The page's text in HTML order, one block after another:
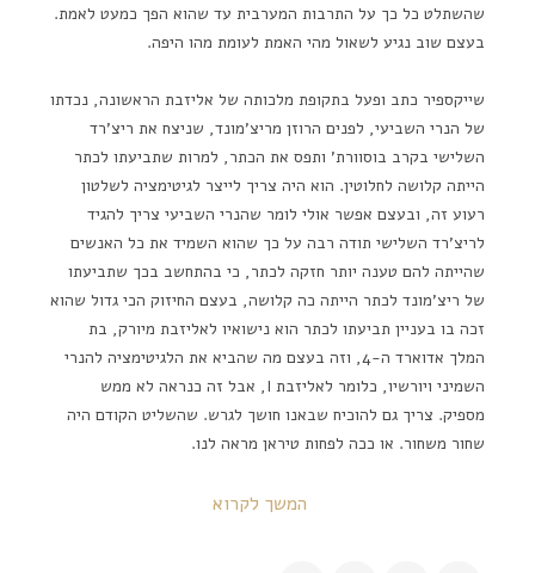
שהשתלט כל כך על התרבות המערבית עד שהוא הפך כמעט לאמת.
בעצם שוב נגיע לשאול מהי האמת לעומת מהו היפה.
שייקספיר כתב ופעל בתקופת מלכותה של אליזבת הראשונה, נכדתו
של הנרי השביעי, לפנים הרוזן מריצ'מונד, שניצח את ריצ'רד
השלישי בקרב בוסוורת' ותפס את הכתר, למרות שתביעתו לכתר
הייתה קלושה לחלוטין. הוא היה צריך לייצר לגיטימציה לשלטון
רעוע זה, ובעצם אפשר אולי לומר שהנרי השביעי צריך להגיד
לריצ'רד השלישי תודה רבה על כך שהוא השמיד את כל האנשים
שהייתה להם טענה יותר חזקה לכתר, כי בהתחשב בכך שתביעתו
של ריצ'מונד לכתר הייתה כה קלושה, בעצם החיזוק הכי גדול שהוא
זכה בו בעניין תביעתו לכתר הוא נישואיו לאליזבת מיורק, בת
המלך אדוארד ה-4, וזה בעצם מה שהביא את הלגיטימציה להנרי
השמיני ויורשיו, כלומר לאליזבת I, אבל זה כנראה לא ממש
מספיק. צריך גם להוכיח שבאנו חושך לגרש. שהשליט הקודם היה
שחור משחור. או ככה לפחות טיראן מראה לנו.
המשך לקרוא